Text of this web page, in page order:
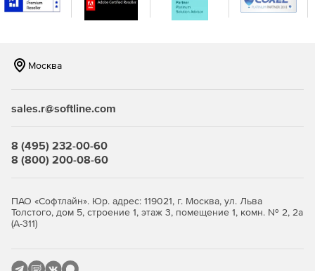
посетители сайта могут оценивать статьи или блоги
опубликованного информационного содержимого
Модуль E-commerce позволяет создавать Интернет-
Модуль Event Calendar дает возможность отображать
информационное содержание сайта в виде
семинаров в календарном виде.
Москва
sales.r@softline.com
8 (495) 232-00-60
8 (800) 200-08-60
ПАО «Софтлайн». Юр. адрес: 119021, г. Москва, ул. Льва
Толстого, дом 5, строение 1, этаж 3, помещение 1, комн. № 2, 2а
(А-311)